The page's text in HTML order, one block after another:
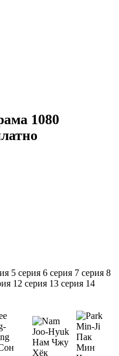
1080
5 серия 6 серия 7 серия 8
12 серия 13 серия 14
Нам Чжу
Хёк
Пак
Мин